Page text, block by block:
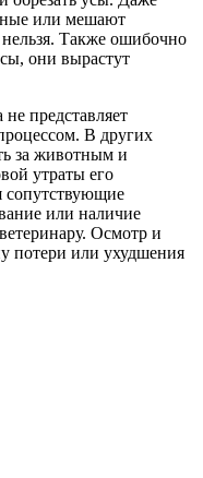
или мешают
Также ошибочно
они вырастут
представляет
В других
за животным и
утраты его
сопутствующие
или наличие
Осмотр и
потери или ухудшения